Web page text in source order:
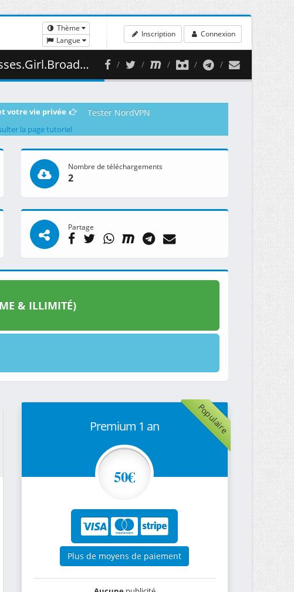
Thème
Langue
Inscription Connexion
( 475.38 MB )
votre vie privée Tester NordVPN
la page tutoriel
Nombre de téléchargements
2
Partage
& ILLIMITÉ)
Populaire
Premium 1 an
50€
Plus de moyens de paiement